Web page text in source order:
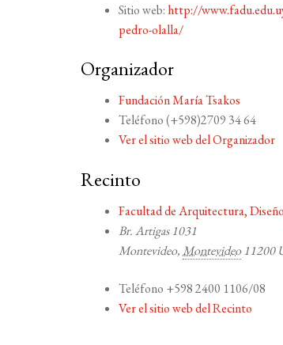
Sitio web: http://
pedro-olalla/
Organizador
Fundación María Tsakos
Teléfono(+598)2709 34 64
Ver el sitio web del Organizador
Recinto
Facultad de Arquitectura,
Br. Artigas 1031
Montevideo, Montevideo 11200
Teléfono +598 2400 1106/08
Ver el sitio web del Recinto